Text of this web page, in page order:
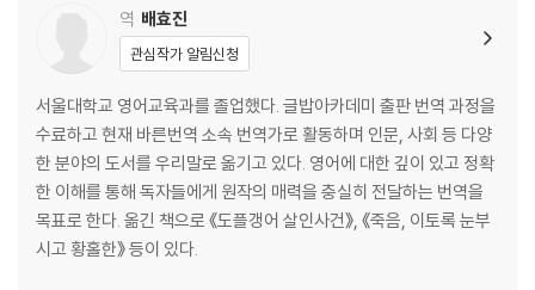
역 배효진
관심작가 알림신청
서울대학교 영어교육과를 졸업했다. 글밥아카데미 출판 번역 과정을
수료하고 현재 바른번역 소속 번역가로 활동하며 인문, 사회 등 다양
한 분야의 도서를 우리말로 옮기고 있다. 영어에 대한 깊이 있고 정확
한 이해를 통해 독자들에게 원작의 매력을 충실히 전달하는 번역을
목표로 한다. 옮긴 책으로 《도플갱어 살인사건》, 《죽음, 이토록 눈부
시고 황홀한》 등이 있다.